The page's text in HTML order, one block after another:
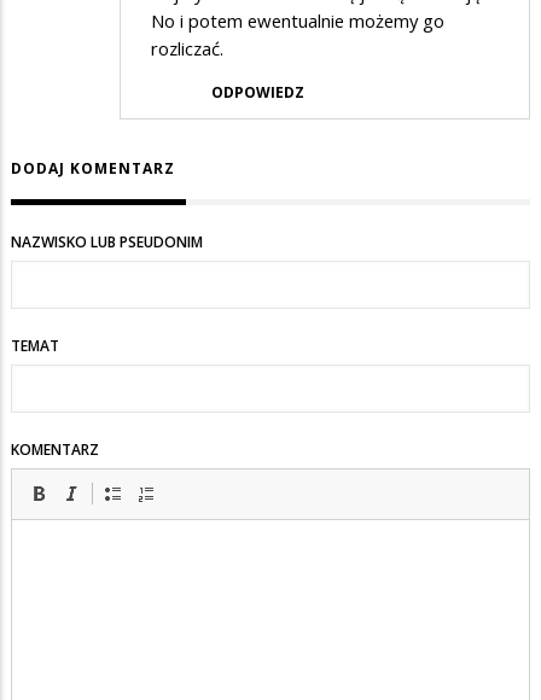
No i potem ewentualnie możemy go
rozliczać.
ODPOWIEDZ
DODAJ KOMENTARZ
NAZWISKO LUB PSEUDONIM
TEMAT
KOMENTARZ